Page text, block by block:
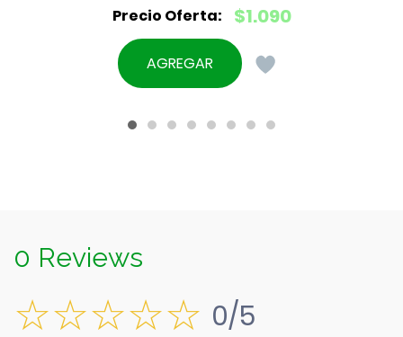
El
precio
original
$1.090
El
precio
actual
$1.090.
AGREGAR
0 Reviews
0/5